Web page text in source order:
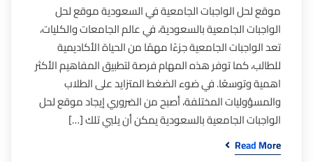
موقع لحل الواجبات الجامعية في السعودية موقع لحل
الواجبات الجامعية بالسعودية، في عالم الجامعات والكليات،
تعد الواجبات الجامعية جزءًا مهمًا من الحياة الأكاديمية
للطالب، كما توفر هذه المهام فرصة لتطبيق المفاهيم الأكثر
اهمية وتوسعًا. في ضوء الضغط المتزايد على الطلاب
والمسؤوليات المختلفة، أصبح من الضروري إيجاد موقع لحل
الواجبات الجامعية بالسعودية يمكن أن يلبي تلك […]
Read More